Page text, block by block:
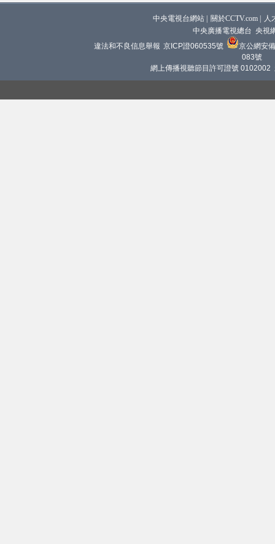
中央電視台網站 關於CCTV.com
人
中央廣播電視總台 央視
違法和不良信息舉報 京ICP證060535號
京公網安
083號
網上傳播視聽節目許可證號 0102002